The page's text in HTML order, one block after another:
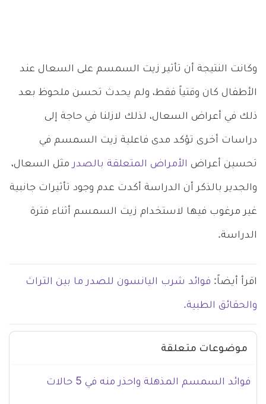
وكانت النتيجة أن تأثير زيت السمسم على السعال عند
الأطفال كان وقتياً فقط، ولم يحدث تحسن ملحوظ بعد
ذلك في أعراض السعال، لذلك لازلنا في حاجة إلى
دراسات أخرى تؤكد مدى فاعلية زيت السمسم في
تحسين أعراض الأمراض المتعلقة بالصدرمثل السعال،
والجدير بالذكر أن الدراسة أكدت عدم وجود تأثيرات جانبية
غير مرغوب فيها لاستخدام زيت السمسم أثناء فترة
الدراسة.
اقرأ أيضاً: فوائد شرب اليانسون للصدر ما بين التراث
والحقائق الطبية.
موضوعات متعلقة
فوائد السمسم المذهلة واحذر منه في 5 حالات